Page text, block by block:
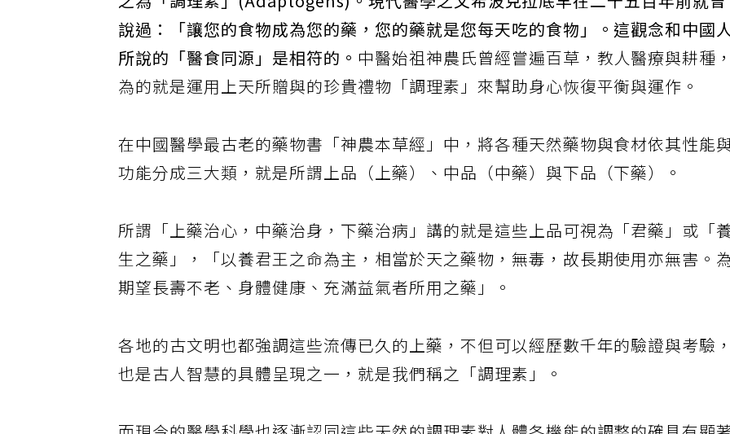
之為「調理素」(Adaptogens)。現代醫學之父希波克拉底早在二千五百年前就曾
說過：「讓您的食物成為您的藥，您的藥就是您每天吃的食物」。這觀念和中國
所說的「醫食同源」是相符的。
中醫始祖神農氏曾經嘗遍百草，教人醫療與耕種，
為的就是運用上天所贈與的珍貴禮物「調理素」來幫助身心恢復平衡與運作。
在中國醫學最古老的藥物書「神農本草經」中，將各種天然藥物與食材依其性能
功能分成三大類，就是所謂上品（上藥）、中品（中藥）與下品（下藥）。
所謂「上藥治心，中藥治身，下藥治病」講的就是這些上品可視為「君藥」或「養
生之藥」，「以養君王之命為主，相當於天之藥物，無毒，故長期使用亦無害。為
期望長壽不老、身體健康、充滿益氣者所用之藥」。
各地的古文明也都強調這些流傳已久的上藥，不但可以經歷數千年的驗證與考驗，
也是古人智慧的具體呈現之一，就是我們稱之「調理素」。